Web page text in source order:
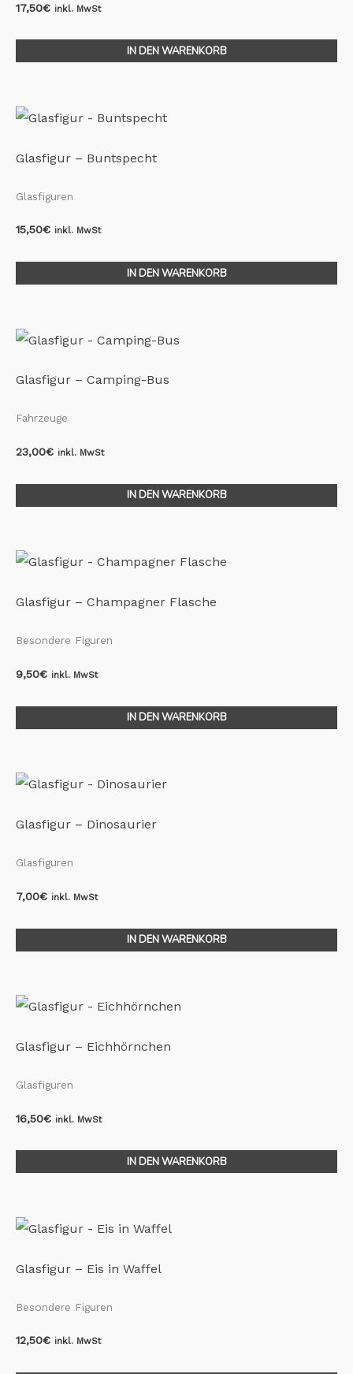
17,50€ inkl. MwSt
IN DEN WARENKORB
Glasfigur – Buntspecht
Glasfiguren
15,50€ inkl. MwSt
IN DEN WARENKORB
Glasfigur – Camping-Bus
Fahrzeuge
23,00€ inkl. MwSt
IN DEN WARENKORB
Glasfigur – Champagner Flasche
Besondere Figuren
9,50€ inkl. MwSt
IN DEN WARENKORB
Glasfigur – Dinosaurier
Glasfiguren
7,00€ inkl. MwSt
IN DEN WARENKORB
Glasfigur – Eichhörnchen
Glasfiguren
16,50€ inkl. MwSt
IN DEN WARENKORB
Glasfigur – Eis in Waffel
Besondere Figuren
12,50€ inkl. MwSt